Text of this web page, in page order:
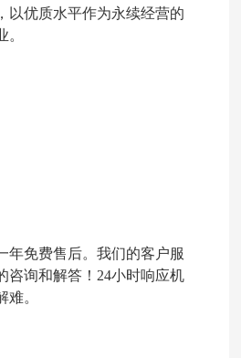
以优质水平作为永续经营的
年免费售后。我们的客户服
咨询和解答！24小时响应机
。